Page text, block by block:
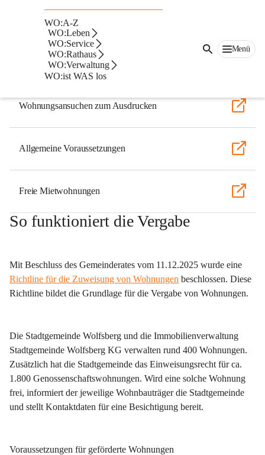
WO:A-Z
WO:Leben
WO:Service
WO:Rathaus
WO:Verwaltung
WO:ist WAS los
Menü
Mietwohnungen in Wolfsberg
Wichtige Links
Online Wohnungsansuchen
Wohnungsansuchen zum Ausdrucken
Allgemeine Voraussetzungen
Freie Mietwohnungen
So funktioniert die Vergabe
Mit Beschluss des Gemeinderates vom 11.12.2025 wurde eine
Richtline für die Zuweisung von Wohnungen beschlossen. Diese
Richtline bildet die Grundlage für die Vergabe von Wohnungen.
Die Stadtgemeinde Wolfsberg und die Immobilienverwaltung
Stadtgemeinde Wolfsberg KG verwalten rund 400 Wohnungen.
Zusätzlich hat die Stadtgemeinde das Einweisungsrecht für ca.
1.800 Genossenschaftswohnungen. Wird eine solche Wohnung
frei, informiert der jeweilige Wohnbauträger die Stadtgemeinde
und stellt Kontaktdaten für eine Besichtigung bereit.
Voraussetzungen für geförderte Wohnungen